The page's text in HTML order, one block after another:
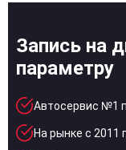
Запись на
параметру
Автосервис №1
На рынке с 2011